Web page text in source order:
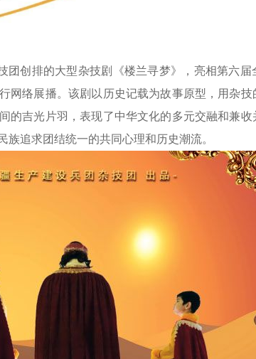
创排的大型杂技剧《楼兰寻梦》，亮相第六届
网络展播。该剧以历史记载为故事原型，用杂
的吉光片羽，表现了中华文化的多元交融和兼
追求团结统一的共同心理和历史潮流。